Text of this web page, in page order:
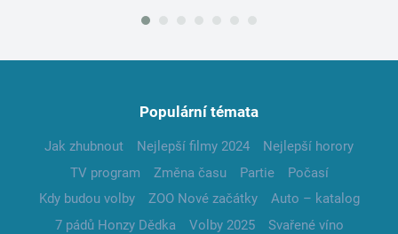
Populární témata
Jak zhubnout Nejlepší filmy 2024
Nejlepší horory
TV program
Změna času Partie
Počasí
Kdy budou volby
ZOO Nové začátky
Auto – katalog
7 pádů Honzy Dědka
Volby 2025
Svařené víno